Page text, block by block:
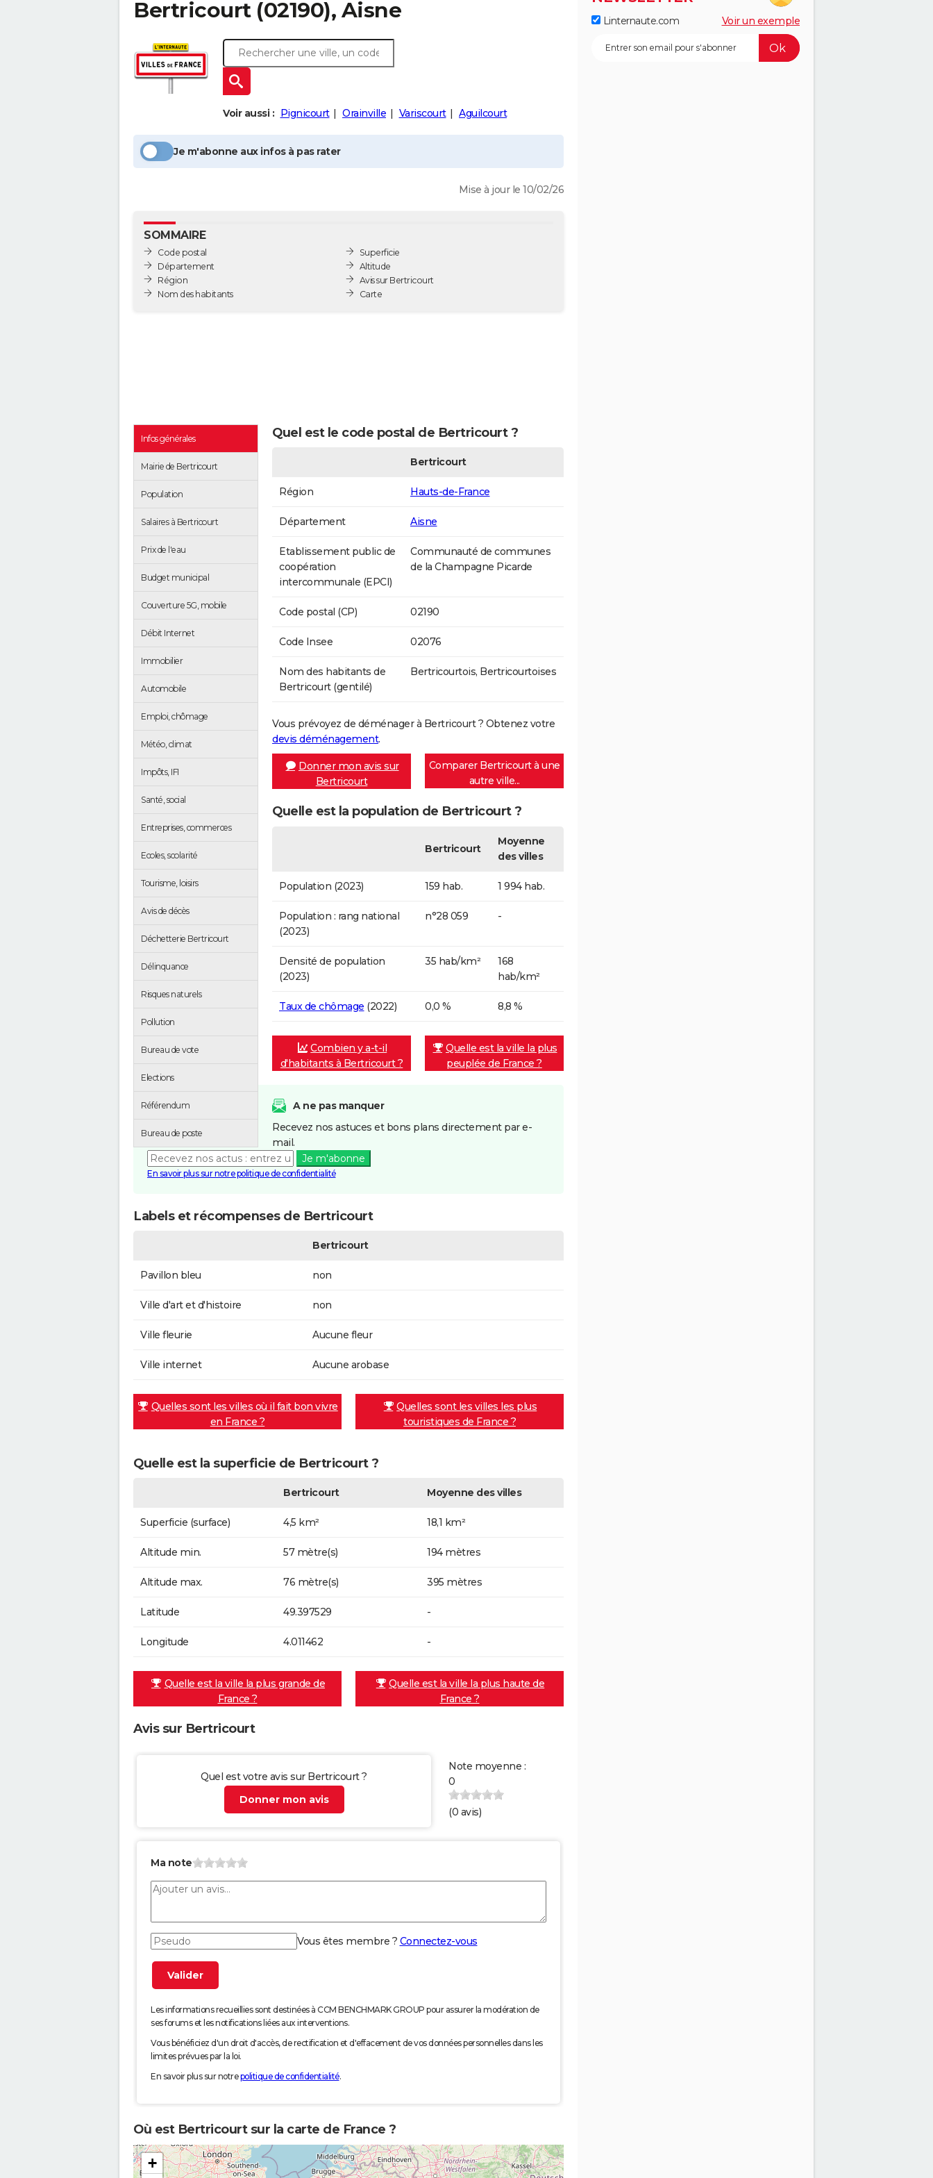
Bertricourt(02190), Aisne
Voir aussi : Pignicourt Orainville Variscourt Aguilcourt
Je m'abonne aux infos à pas rater
Mise à jour le 10/02/26
SOMMAIRE
Code postal
Département
Région
Nom des habitants
Superficie
Altitude
Avis sur Bertricourt
Carte
Infos générales
Mairie de Bertricourt
Population
Salaires à Bertricourt
Prix de l'eau
Budget municipal
Couverture 5G, mobile
Débit Internet
Immobilier
Automobile
Emploi, chômage
Météo, climat
Impôts, IFI
Santé, social
Entreprises, commerces
Ecoles, scolarité
Tourisme, loisirs
Avis de décès
Déchetterie Bertricourt
Délinquance
Risques naturels
Pollution
Bureau de vote
Elections
Référendum
Bureau de poste
Quel est le code postal de Bertricourt ?
Bertricourt
Région Hauts-de-France
Département Aisne
Etablissement public de
coopération
intercommunale (EPCI)
Communauté de communes
de la Champagne Picarde
Code postal (CP) 02190
Code Insee 02076
Nom des habitants de
Bertricourt (gentilé)
Bertricourtois, Bertricourtoises
Vous prévoyez de déménager à Bertricourt ? Obtenez votre
devis déménagement.
Donner mon avis sur
Bertricourt
Comparer Bertricourt à une
autre ville...
Quelle est la population de Bertricourt ?
Bertricourt
Moyenne
des villes
Population (2023) 159 hab. 1 994 hab.
Population : rang national
(2023)
n°28 059 -
Densité de population
(2023)
35 hab/km²
168
hab/km²
Taux de chômage (2022) 0,0 % 8,8 %
Combien y a-t-il
d'habitants à Bertricourt ?
Quelle est la ville la plus
peuplée de France ?
A ne pas manquer
Recevez nos astuces et bons plans directement par e-
mail.
Je m'abonne
En savoir plus sur notre politique de confidentialité
Labels et récompenses de Bertricourt
Bertricourt
Pavillon bleu non
Ville d'art et d'histoire non
Ville fleurie Aucune fleur
Ville internet Aucune arobase
Quelles sont les villes où il fait bon vivre
en France ?
Quelles sont les villes les plus
touristiques de France ?
Quelle est la superficie de Bertricourt ?
Bertricourt Moyenne des villes
Superficie (surface) 4,5 km² 18,1 km²
Altitude min. 57 mètre(s) 194 mètres
Altitude max. 76 mètre(s) 395 mètres
Latitude 49.397529 -
Longitude 4.011462 -
Quelle est la ville la plus grande de
France ?
Quelle est la ville la plus haute de
France ?
Avis sur Bertricourt
Quel est votre avis sur Bertricourt ?
Donner mon avis
Note moyenne :
0
(0 avis)
Ma note
Vous êtes membre ? Connectez-vous
Les informations recueillies sont destinées à CCM BENCHMARK GROUP pour assurer la modération de
ses forums et les notifications liées aux interventions.
Vous bénéficiez d'un droit d'accès, de rectification et d'effacement de vos données personnelles dans les
limites prévues par la loi.
En savoir plus sur notrepolitique de confidentialité.
Où est Bertricourt sur la carte de France ?
+
Linternaute.com Voir un exemple